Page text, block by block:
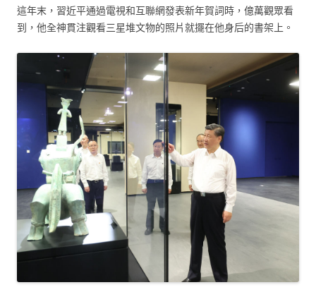
這年末，習近平通過電視和互聯網發表新年賀詞時，億萬觀眾看
到，他全神貫注觀看三星堆文物的照片就擺在他身后的書架上。